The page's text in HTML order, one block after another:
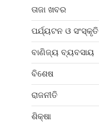
ତାଜା ଖବର
ପର୍ଯ୍ୟଟନ ଓ ସଂସ୍କୃତି
ବାଣିଜ୍ୟ ବ୍ୟବସାୟ
ବିଶେଷ
ରାଜନୀତି
ଶିକ୍ଷା